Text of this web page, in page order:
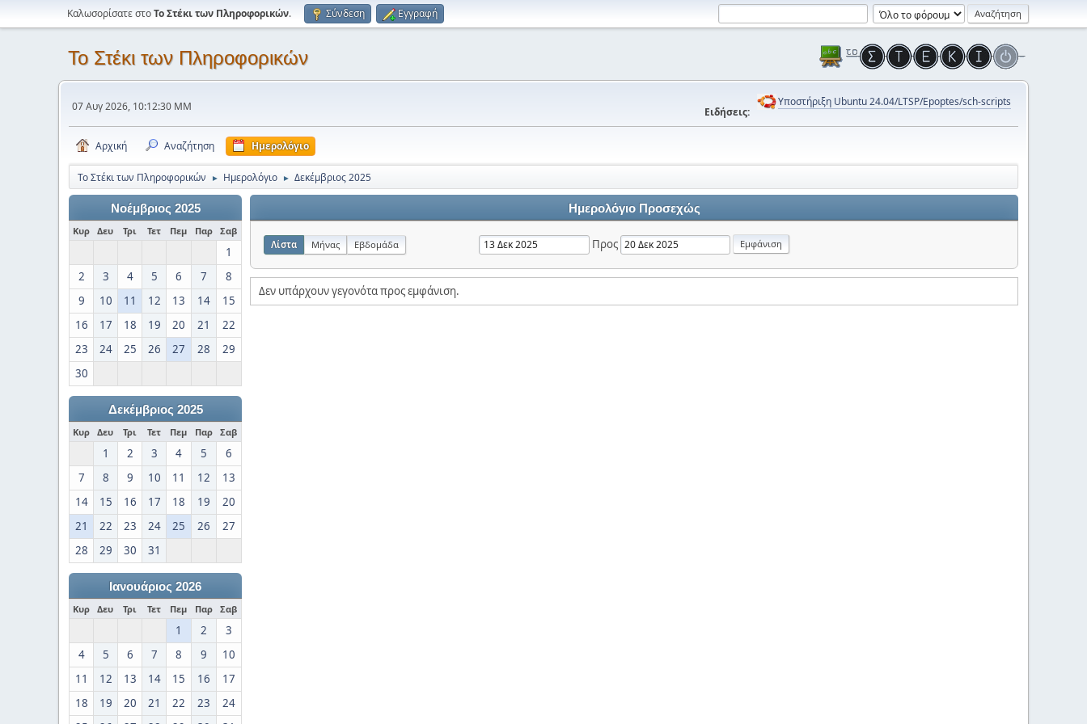
Καλωσορίσατε στοΤο Στέκι των Πληροφορικών. Σύνδεση Εγγραφή
Το Στέκι των Πληροφορικών
07 Αυγ 2026, 10:12:30 ΜΜ Ειδήσεις:
Υποστήριξη Ubuntu 24.04/LTSP/Epoptes/sch-scripts
Αρχική Αναζήτηση Ημερολόγιο
Το Στέκι των Πληροφορικών ► Ημερολόγιο ► Δεκέμβριος 2025
Νοέμβριος 2025
Κυρ Δευ Τρι Τετ Πεμ Παρ Σαβ
1
2
3 4 5 6 7
8
9
10 11 12 13 14
15
16
17 18 19 20 21
22
23
24 25 26 27 28
29
30
Δεκέμβριος 2025
Κυρ Δευ Τρι Τετ Πεμ Παρ Σαβ
1 2 3 4 5
6
7
8 9 10 11 12
13
14
15 16 17 18 19
20
21
22 23 24 25 26
27
28
29 30 31
Ιανουάριος 2026
Κυρ Δευ Τρι Τετ Πεμ Παρ Σαβ
1 2
3
4
5 6 7 8 9
10
11
12 13 14 15 16
17
18
19 20 21 22 23
24
Ημερολόγιο Προσεχώς
Λίστα Μήνας Εβδομάδα Προς
Δεν υπάρχουν γεγονότα προς εμφάνιση.